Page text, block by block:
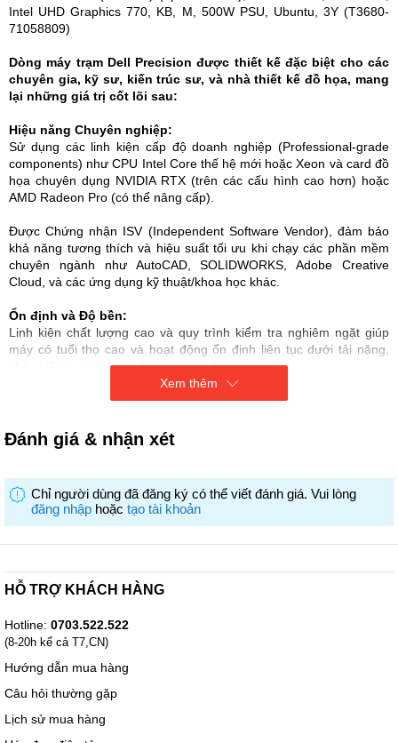
Intel UHD Graphics 770, KB, M, 500W PSU, Ubuntu, 3Y (T3680-
71058809)
Dòng máy trạm Dell Precision được thiết kế đặc biệt cho các
chuyên gia, kỹ sư, kiến trúc sư, và nhà thiết kế đồ họa, mang
lại những giá trị cốt lõi sau:
Hiệu năng Chuyên nghiệp:
Sử dụng các linh kiện cấp độ doanh nghiệp (Professional-grade
components) như CPU Intel Core thế hệ mới hoặc Xeon và card đồ
họa chuyên dụng NVIDIA RTX (trên các cấu hình cao hơn) hoặc
AMD Radeon Pro (có thể nâng cấp).
Được Chứng nhận ISV (Independent Software Vendor), đảm bảo
khả năng tương thích và hiệu suất tối ưu khi chạy các phần mềm
chuyên ngành như AutoCAD, SOLIDWORKS, Adobe Creative
Cloud, và các ứng dụng kỹ thuật/khoa học khác.
Ổn định và Độ bền:
Linh kiện chất lượng cao và quy trình kiểm tra nghiêm ngặt giúp
máy có tuổi thọ cao và hoạt động ổn định liên tục dưới tải nặng,
khác biệt so với máy tính cá nhân thông thường.
Khả năng mở rộng (Scalability):
PCIe Gen 5/Gen 4, cho phép người dùng tùy chỉnh và nâng cấp
cấu hình theo nhu cầu cụ thể.
Bảo mật Tích hợp:
Cung cấp các tính năng bảo mật nâng cao như TPM và các giải
pháp phần mềm độc quyền của Dell để bảo vệ dữ liệu quan trọng
Xem thêm
Đánh giá & nhận xét
Chỉ người dùng đã đăng ký có thể viết đánh giá. Vui lòng
đăng nhập hoặc tạo tài khoản
HỖ TRỢ KHÁCH HÀNG
Hotline: 0703.522.522
(8-20h kể cả T7,CN)
Hướng dẫn mua hàng
Câu hỏi thường gặp
Lịch sử mua hàng